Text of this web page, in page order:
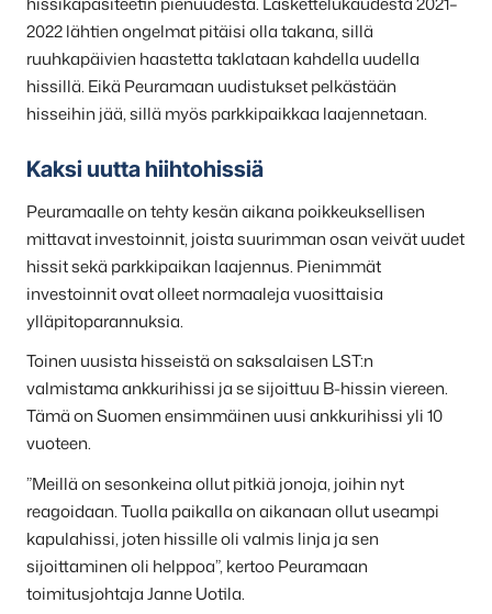
2022 lähtien ongelmat pitäisi olla takana, sillä
ruuhkapäivien haastetta taklataan kahdella uudella
hissillä. Eikä Peuramaan uudistukset pelkästään
hisseihin jää, sillä myös parkkipaikkaa laajennetaan.
Kaksi uutta hiihtohissiä
Peuramaalle on tehty kesän aikana poikkeuksellisen
mittavat investoinnit, joista suurimman osan veivät uudet
hissit sekä parkkipaikan laajennus. Pienimmät
investoinnit ovat olleet normaaleja vuosittaisia
ylläpitoparannuksia.
Toinen uusista hisseistä on saksalaisen LST:n
valmistama ankkurihissi ja se sijoittuu B-hissin viereen.
Tämä on Suomen ensimmäinen uusi ankkurihissi yli 10
vuoteen.
”Meillä on sesonkeina ollut pitkiä jonoja, joihin nyt
reagoidaan. Tuolla paikalla on aikanaan ollut useampi
kapulahissi, joten hissille oli valmis linja ja sen
sijoittaminen oli helppoa”, kertoo Peuramaan
toimitusjohtaja Janne Uotila.